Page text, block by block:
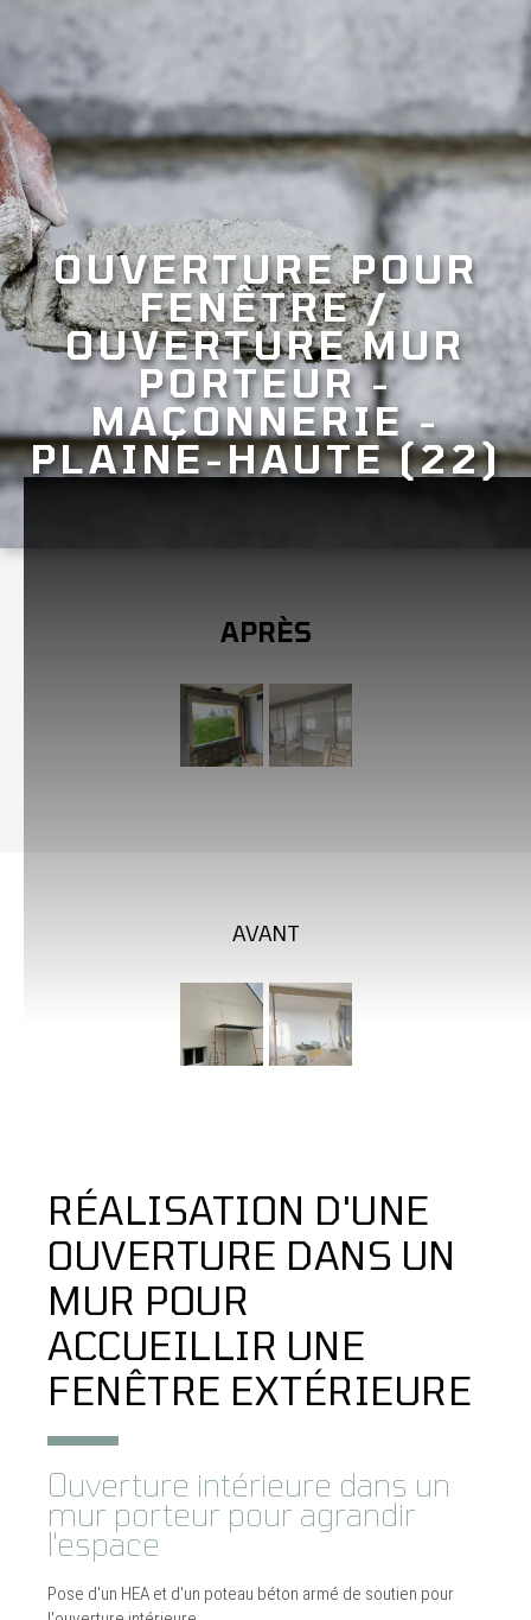
OUVERTURE POUR
FENÊTRE /
OUVERTURE MUR
PORTEUR -
MAÇONNERIE -
PLAINE-HAUTE (22)
APRÈS
AVANT
RÉALISATION D'UNE
OUVERTURE DANS UN
MUR POUR
ACCUEILLIR UNE
FENÊTRE EXTÉRIEURE
Ouverture intérieure dans un
mur porteur pour agrandir
l'espace
Pose d'un HEA et d'un poteau béton armé de soutien pour